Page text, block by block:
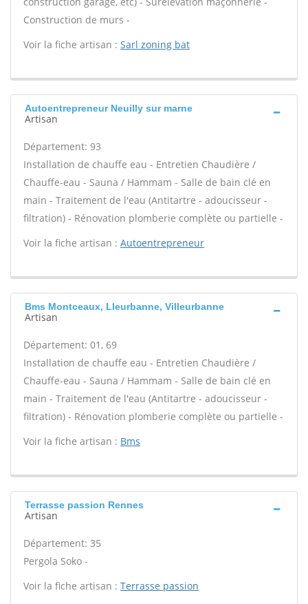
Construction de murs -
Voir la fiche artisan : Sarl zoning bat
Autoentrepreneur Neuilly sur marne
Artisan
Département: 93
Installation de chauffe eau - Entretien Chaudière /
Chauffe-eau - Sauna / Hammam - Salle de bain clé en
main - Traitement de l'eau (Antitartre - adoucisseur -
filtration) - Rénovation plomberie complète ou partielle -
Voir la fiche artisan : Autoentrepreneur
Bms Montceaux, Lleurbanne, Villeurbanne
Artisan
Département: 01, 69
Installation de chauffe eau - Entretien Chaudière /
Chauffe-eau - Sauna / Hammam - Salle de bain clé en
main - Traitement de l'eau (Antitartre - adoucisseur -
filtration) - Rénovation plomberie complète ou partielle -
Voir la fiche artisan : Bms
Terrasse passion Rennes
Artisan
Département: 35
Pergola Soko -
Voir la fiche artisan : Terrasse passion